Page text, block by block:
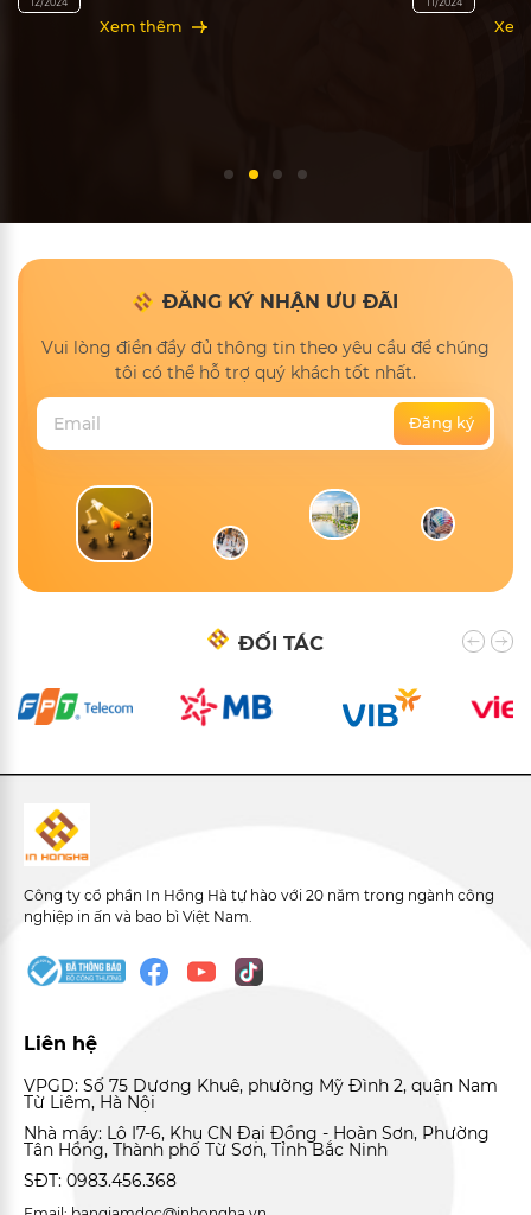
ĐĂNG KÝ NHẬN ƯU ĐÃI
Vui lòng điền đầy đủ thông tin theo yêu cầu để chúng
tôi có thể hỗ trợ quý khách tốt nhất.
ĐỐI TÁC
Công ty cổ phần In Hồng Hà tự hào với 20 năm trong ngành công
nghiệp in ấn và bao bì Việt Nam.
Liên hệ
VPGD: Số 75 Dương Khuê, phường Mỹ Đình 2, quận Nam
Từ Liêm, Hà Nội
Nhà máy: Lô I7-6, Khu CN Đại Đồng - Hoàn Sơn, Phường
Tân Hồng, Thành phố Từ Sơn, Tỉnh Bắc Ninh
SĐT: 0983.456.368